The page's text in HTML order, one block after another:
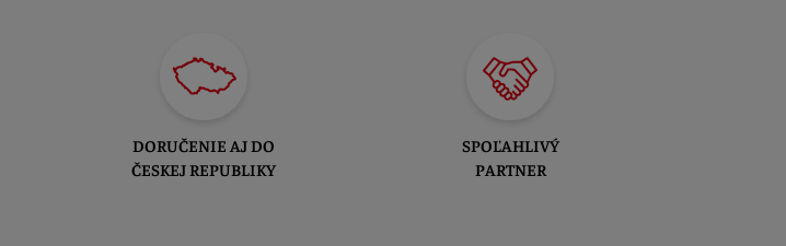
DORUČENIE AJ DO
ČESKEJ REPUBLIKY
SPOĽAHLIVÝ
PARTNER